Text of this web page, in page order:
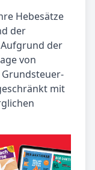
Hebesätze
der
der
von
mit